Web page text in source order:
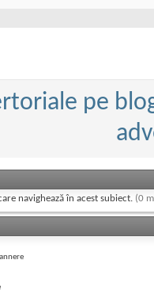
pe
navighează în acest subiect. (0